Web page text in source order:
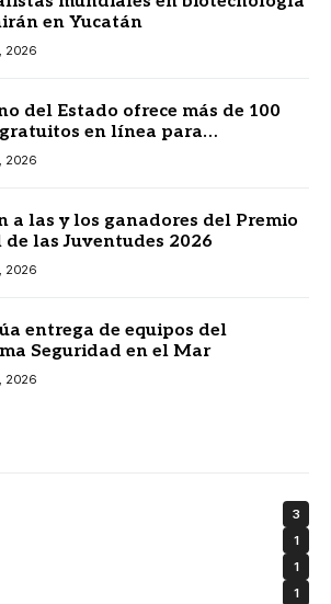
en Yucatán
2026
del Estado ofrece más de 100
en línea para
turísticos
2026
a las y los ganadores del Premio
de las Juventudes 2026
2026
entrega de equipos del
Seguridad en el Mar
2026
3
1
1
1